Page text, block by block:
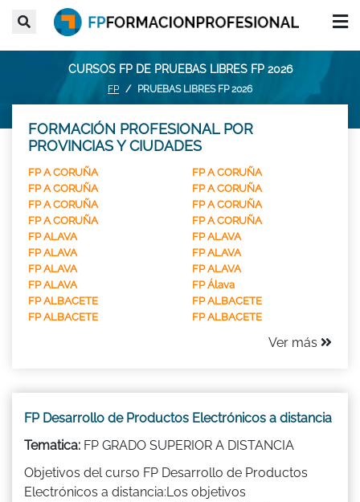
CURSOS FP DE PRUEBAS LIBRES FP 2026
FP PRUEBAS LIBRES FP 2026
FORMACIÓN PROFESIONAL POR
PROVINCIAS Y CIUDADES
FP A CORUÑA
FP A CORUÑA
FP A CORUÑA
FP A CORUÑA
FP A CORUÑA
FP A CORUÑA
FP A CORUÑA
FP A CORUÑA
FP ALAVA
FP ALAVA
FP ALAVA
FP ALAVA
FP ALAVA
FP ALAVA
FP ALAVA
FP Álava
FP ALBACETE
FP ALBACETE
FP ALBACETE
FP ALBACETE
Ver más
FP Desarrollo de Productos Electrónicos a distancia
Tematica: FP GRADO SUPERIOR A DISTANCIA
Objetivos del curso FP Desarrollo de Productos
Electrónicos a distancia:Los objetivos